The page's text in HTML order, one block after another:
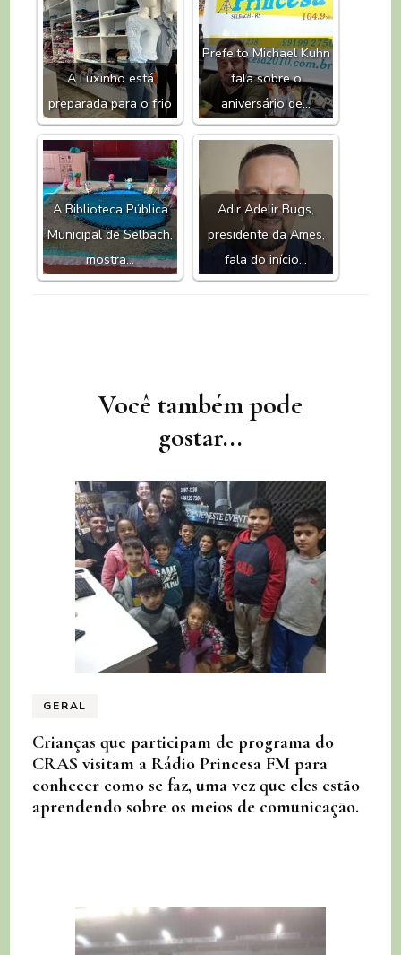
A Luxinho está
preparada para o frio
Prefeito Michael Kuhn
fala sobre o
aniversário de…
A Biblioteca Pública
Municipal de Selbach,
mostra…
Adir Adelir Bugs,
presidente da Ames,
fala do início…
NavegaçãoVocê também pode
gostar...
GERAL
Crianças que participam de programa do
CRAS visitam a Rádio Princesa FM para
conhecer como se faz, uma vez que eles estão
aprendendo sobre os meios de comunicação.